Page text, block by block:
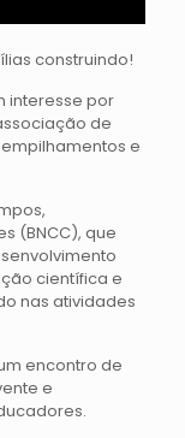
construindo!
interesse por
de
e
(BNCC), que
científica e
nas atividades
encontro de
e